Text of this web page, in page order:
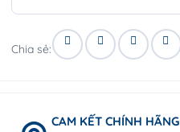
Chia sẻ:
CAM KẾT CHÍNH HÃNG